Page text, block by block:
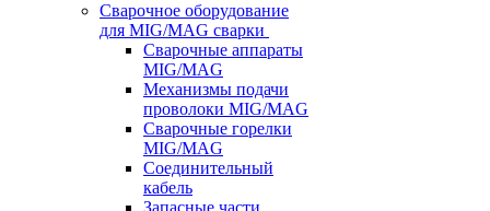
Сварочное оборудование
для MIG/MAG сварки
Сварочные аппараты
MIG/MAG
Механизмы подачи
проволоки MIG/MAG
Сварочные горелки
MIG/MAG
Соединительный
кабель
Запасные части